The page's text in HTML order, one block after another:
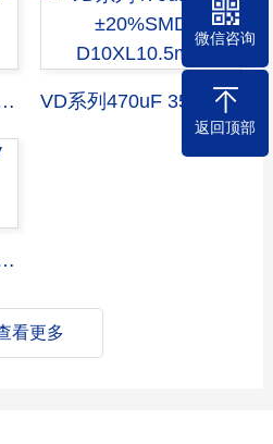
±20%SMD D6.3XL5.4mm VD系列470uF 35V ±20%SMD D10XL10.5mm
±20%SMD D6.3XL5.4mm
看更多
微信咨询
返回顶部